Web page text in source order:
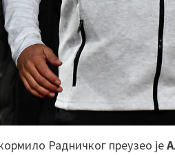
Радничког преузео је